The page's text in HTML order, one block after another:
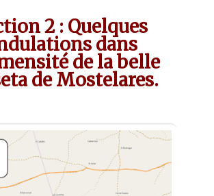
2 : Quelques
dans
de la belle
de Mostelares.